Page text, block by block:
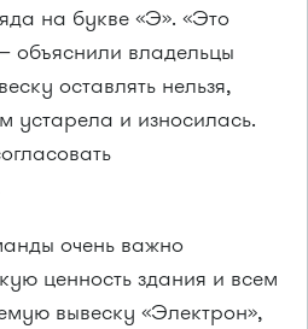
на букве «Э». «Это
объяснили владельцы
оставлять нельзя,
устарела и износилась.
очень важно
ценность здания и всем
вывеску «Электрон»,